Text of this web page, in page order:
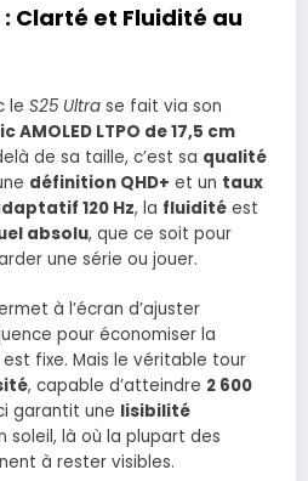
: Clarté et Fluidité au
le S25 Ultra se fait via son
AMOLED LTPO de 17,5 cm
de sa taille, c’est sa qualité
définition QHD+ et un taux
120 Hz, la fluidité est
absolu, que ce soit pour
une série ou jouer.
à l’écran d’ajuster
pour économiser la
fixe. Mais le véritable tour
, capable d’atteindre 2 600
garantit une lisibilité
soleil, là où la plupart des
à rester visibles.